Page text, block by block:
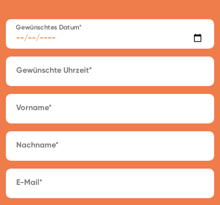
Gewünschtes Datum*
Gewünschte Uhrzeit*
Vorname*
Nachname*
E-Mail*